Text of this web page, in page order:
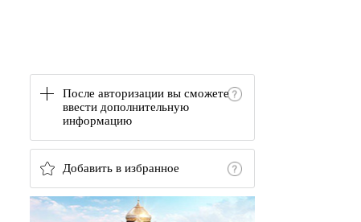
После авторизации вы сможете
ввести дополнительную
информацию
Добавить в избранное